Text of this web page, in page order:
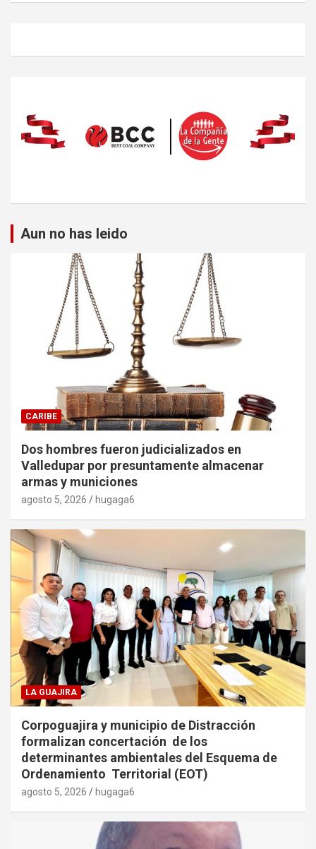
Aun no has leido
CARIBE
Dos hombres fueron judicializados en
Valledupar por presuntamente almacenar
armas y municiones
agosto 5, 2026 hugaga6
LA GUAJIRA
Corpoguajira y municipio de Distracción
formalizan concertación de los
determinantes ambientales del Esquema de
Ordenamiento Territorial (EOT)
agosto 5, 2026 hugaga6